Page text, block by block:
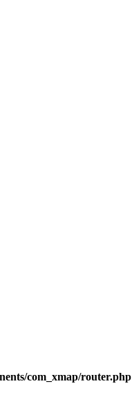
com_xmap/router.php